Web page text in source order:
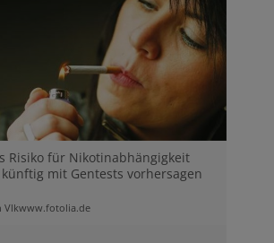
Risiko für Nikotinabhängigkeit
mit Gentests vorhersagen
Vlkwww.fotolia.de